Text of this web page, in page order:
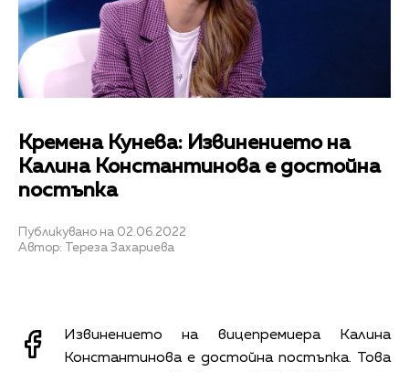
Кремена Кунева: Извинението на
Калина Константинова е достойна
постъпка
Публикувано на 02.06.2022
Автор: Тереза Захариева
Извинението на вицепремиера Калина
Константинова е достойна постъпка. Това